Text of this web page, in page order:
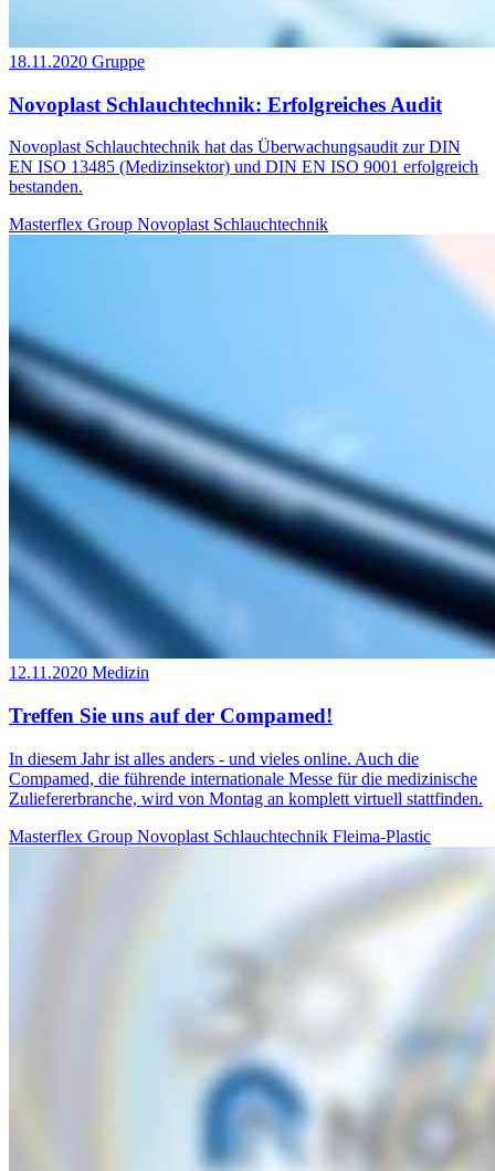
18.11.2020 Gruppe
Novoplast Schlauchtechnik: Erfolgreiches Audit
Novoplast Schlauchtechnik hat das Überwachungsaudit zur DIN
EN ISO 13485 (Medizinsektor) und DIN EN ISO 9001 erfolgreich
bestanden.
Masterflex Group Novoplast Schlauchtechnik
12.11.2020 Medizin
Treffen Sie uns auf der Compamed!
In diesem Jahr ist alles anders - und vieles online. Auch die
Compamed, die führende internationale Messe für die medizinische
Zuliefererbranche, wird von Montag an komplett virtuell stattfinden.
Masterflex Group Novoplast Schlauchtechnik Fleima-Plastic